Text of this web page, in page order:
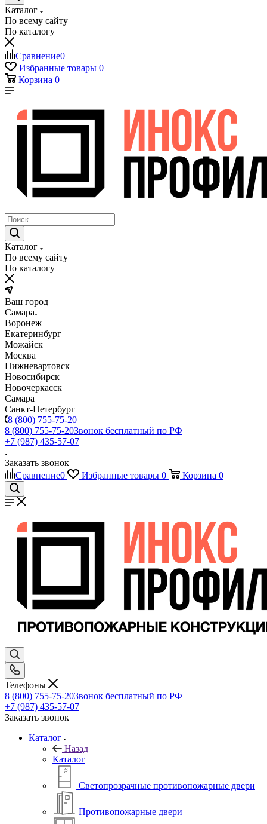
Каталог
По всему сайту
По каталогу
Сравнение0
Избранные товары 0
Корзина 0
Каталог
По всему сайту
По каталогу
Ваш город
Самара
Воронеж
Екатеринбург
Можайск
Москва
Нижневартовск
Новосибирск
Новочеркасск
Самара
Санкт-Петербург
8 (800) 755-75-20
8 (800) 755-75-20Звонок бесплатный по РФ
+7 (987) 435-57-07
Заказать звонок
Сравнение0 Избранные товары 0 Корзина 0
Телефоны
8 (800) 755-75-20Звонок бесплатный по РФ
+7 (987) 435-57-07
Заказать звонок
Каталог
Назад
Каталог
Светопрозрачные противопожарные двери
Противопожарные двери